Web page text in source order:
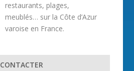
restaurants, plages,
meublés… sur la Côte d’Azur
varoise en France.
CONTACTER